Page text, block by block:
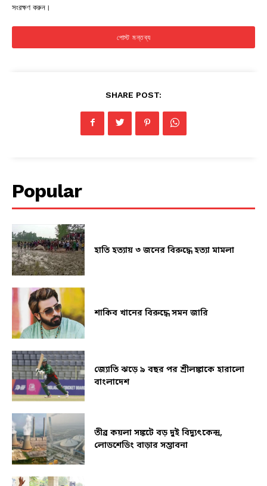
সংরক্ষণ করুন।
SHARE POST:
Popular
হাতি হত্যায় ৩ জনের বিরুদ্ধে হত্যা মামলা
শাকিব খানের বিরুদ্ধে সমন জারি
জ্যোতি ঝড়ে ৯ বছর পর শ্রীলঙ্কাকে হারালো
বাংলাদেশ
তীব্র কয়লা সঙ্কটে বড় দুই বিদ্যুৎকেন্দ্র,
লোডশেডিং বাড়ার সম্ভাবনা